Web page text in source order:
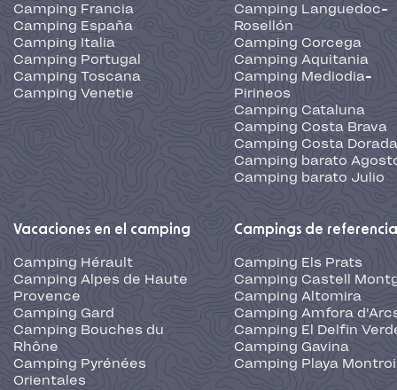
Camping Francia
Camping España
Camping Italia
Camping Portugal
Camping Toscana
Camping Venetie
Camping Languedoc-
Rosellón
Camping Corcega
Camping Aquitania
Camping Mediodia-
Pirineos
Camping Cataluna
Camping Costa Brava
Camping Costa Dorada
Camping barato
Camping barato Julio
Vacaciones en el camping
Camping Hérault
Camping Alpes de Haute
Provence
Camping Gard
Camping Bouches du
Rhône
Camping Pyrénées
Orientales
Campings de referencia
Camping Els Prats
Camping Castell
Camping Altomira
Camping Amfora
Camping El Delfin
Camping Gavina
Camping Playa